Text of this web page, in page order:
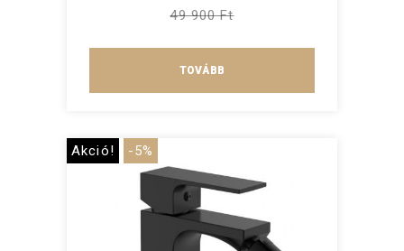
49 900 Ft
TOVÁBB
Akció! -5%